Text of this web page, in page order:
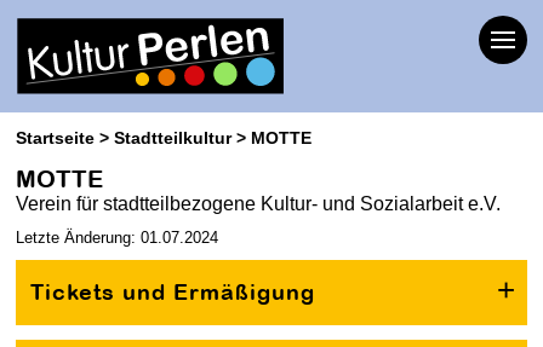
Startseite Stadtteilkultur MOTTE
MOTTE
Verein für stadtteilbezogene Kultur- und Sozialarbeit e.V.
Letzte Änderung: 01.07.2024
Tickets und Ermäßigung